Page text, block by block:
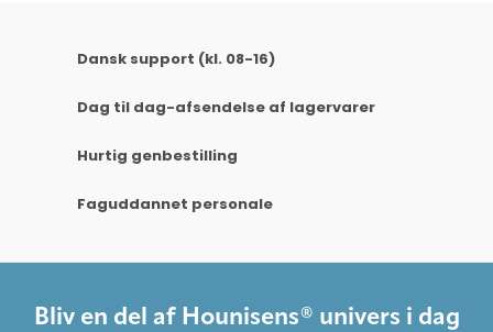
Dansk support (kl. 08-16)
Dag til dag-afsendelse af lagervarer
Hurtig genbestilling
Faguddannet personale
Bliv en del af Hounisens® univers i dag